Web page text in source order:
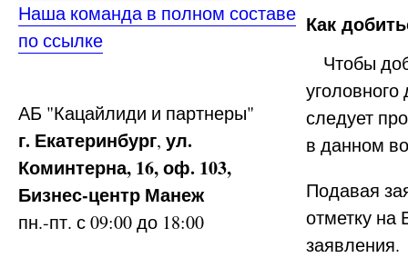
Наша команда в полном составе
по ссылке
АБ "Кацайлиди и партнеры"
г. Екатеринбург, ул.
Коминтерна, 16, оф. 103,
Бизнес-центр Манеж
пн.-пт. с 09:00 до 18:00
Как
Чтобы
следует
в данном
Подавая
отметку
заявления.